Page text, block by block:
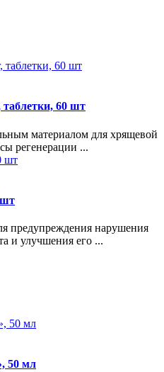
60 шт
материалом для хрящевой
регенерации ...
шт
предупреждения нарушения
и улучшения его ...
50 мл